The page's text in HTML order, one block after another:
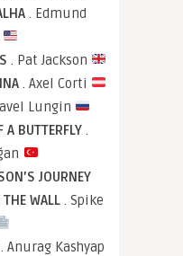
. Edmund
. Pat Jackson
. Axel Corti
Lungin
BUTTERFLY .
JOURNEY
WALL . Spike
. Anurag Kashyap